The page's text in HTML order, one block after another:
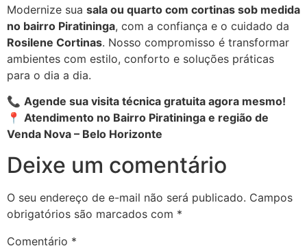
Modernize sua sala ou quarto com cortinas sob medida
no bairro Piratininga, com a confiança e o cuidado da
Rosilene Cortinas. Nosso compromisso é transformar
ambientes com estilo, conforto e soluções práticas
para o dia a dia.
📞 Agende sua visita técnica gratuita agora mesmo!
📍 Atendimento no Bairro Piratininga e região de
Venda Nova – Belo Horizonte
Deixe um comentário
O seu endereço de e-mail não será publicado. Campos
obrigatórios são marcados com *
Comentário *